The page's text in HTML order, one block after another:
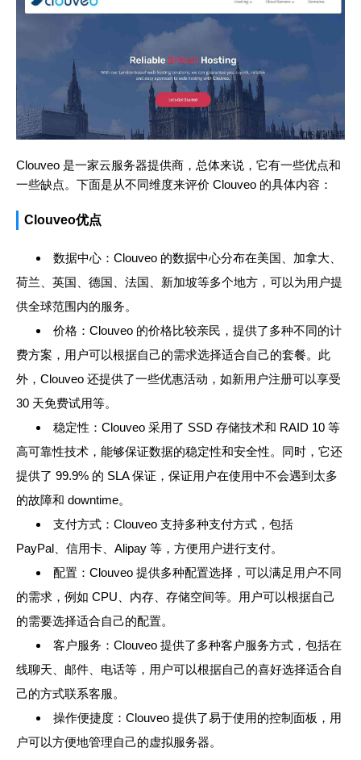
Clouveo 是一家云服务器提供商，总体来说，它有一些优点和
一些缺点。下面是从不同维度来评价 Clouveo 的具体内容：
Clouveo优点
数据中心：Clouveo 的数据中心分布在美国、加拿大、
荷兰、英国、德国、法国、新加坡等多个地方，可以为用户提
供全球范围内的服务。
价格：Clouveo 的价格比较亲民，提供了多种不同的计
费方案，用户可以根据自己的需求选择适合自己的套餐。此
外，Clouveo 还提供了一些优惠活动，如新用户注册可以享受
30 天免费试用等。
稳定性：Clouveo 采用了 SSD 存储技术和 RAID 10 等
高可靠性技术，能够保证数据的稳定性和安全性。同时，它还
提供了 99.9% 的 SLA 保证，保证用户在使用中不会遇到太多
的故障和 downtime。
支付方式：Clouveo 支持多种支付方式，包括
PayPal、信用卡、Alipay 等，方便用户进行支付。
配置：Clouveo 提供多种配置选择，可以满足用户不同
的需求，例如 CPU、内存、存储空间等。用户可以根据自己
的需要选择适合自己的配置。
客户服务：Clouveo 提供了多种客户服务方式，包括在
线聊天、邮件、电话等，用户可以根据自己的喜好选择适合自
己的方式联系客服。
操作便捷度：Clouveo 提供了易于使用的控制面板，用
户可以方便地管理自己的虚拟服务器。